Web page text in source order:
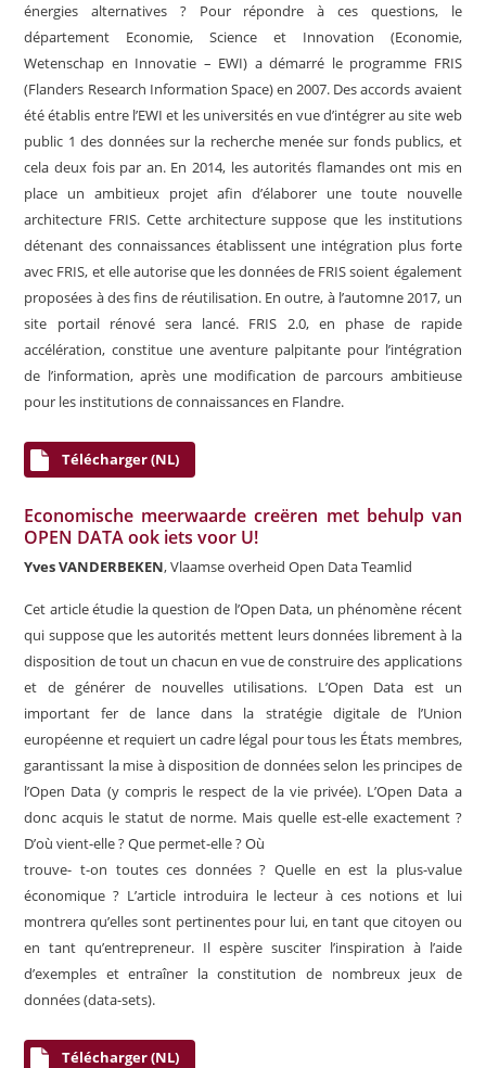
énergies alternatives ? Pour répondre à ces questions, le
département Economie, Science et Innovation (Economie,
Wetenschap en Innovatie – EWI) a démarré le programme FRIS
(Flanders Research Information Space) en 2007. Des accords avaient
été établis entre l’EWI et les universités en vue d’intégrer au site web
public 1 des données sur la recherche menée sur fonds publics, et
cela deux fois par an. En 2014, les autorités flamandes ont mis en
place un ambitieux projet afin d’élaborer une toute nouvelle
architecture FRIS. Cette architecture suppose que les institutions
détenant des connaissances établissent une intégration plus forte
avec FRIS, et elle autorise que les données de FRIS soient également
proposées à des fins de réutilisation. En outre, à l’automne 2017, un
site portail rénové sera lancé. FRIS 2.0, en phase de rapide
accélération, constitue une aventure palpitante pour l’intégration
de l’information, après une modification de parcours ambitieuse
pour les institutions de connaissances en Flandre.
Télécharger (NL)
Economische meerwaarde creëren met behulp van
OPEN DATA ook iets voor U!
Yves VANDERBEKEN, Vlaamse overheid Open Data Teamlid
Cet article étudie la question de l’Open Data, un phénomène récent
qui suppose que les autorités mettent leurs données librement à la
disposition de tout un chacun en vue de construire des applications
et de générer de nouvelles utilisations. L’Open Data est un
important fer de lance dans la stratégie digitale de l’Union
européenne et requiert un cadre légal pour tous les États membres,
garantissant la mise à disposition de données selon les principes de
l’Open Data (y compris le respect de la vie privée). L’Open Data a
donc acquis le statut de norme. Mais quelle est-elle exactement ?
D’où vient-elle ? Que permet-elle ? Où
trouve- t-on toutes ces données ? Quelle en est la plus-value
économique ? L’article introduira le lecteur à ces notions et lui
montrera qu’elles sont pertinentes pour lui, en tant que citoyen ou
en tant qu’entrepreneur. Il espère susciter l’inspiration à l’aide
d’exemples et entraîner la constitution de nombreux jeux de
données (data-sets).
Télécharger (NL)